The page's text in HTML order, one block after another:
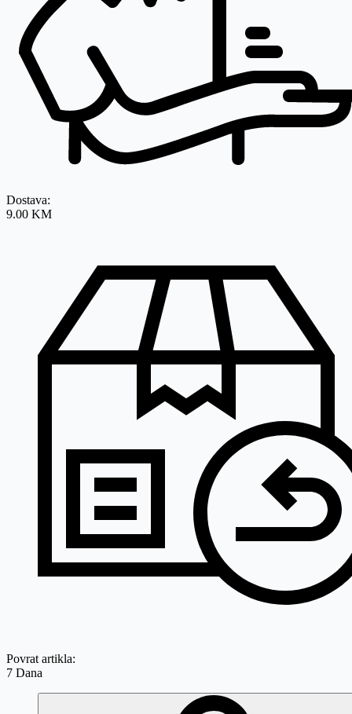
Dostava:
9.00 KM
Povrat artikla:
7 Dana